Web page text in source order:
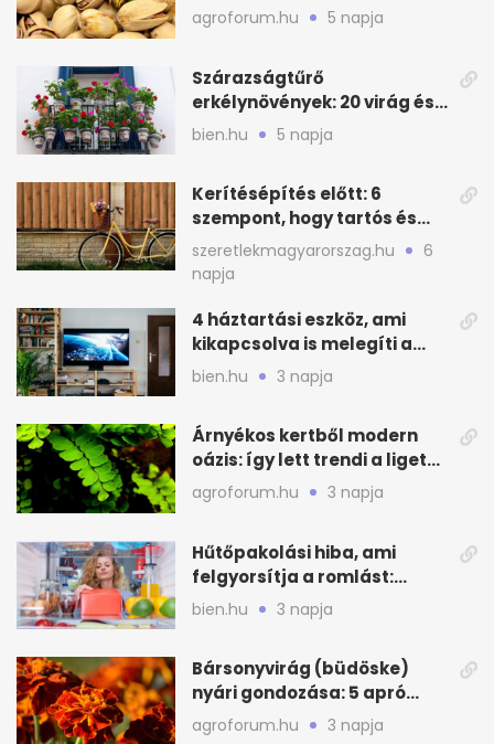
növényt
agroforum.hu 5 napja
Szárazságtűrő
erkélynövények: 20 virág és
cserje a forró nyárra
bien.hu 5 napja
Kerítésépítés előtt: 6
szempont, hogy tartós és
praktikus legyen
szeretlekmagyarorszag.hu
6
napja
4 háztartási eszköz, ami
kikapcsolva is melegíti a
lakást
bien.hu 3 napja
Árnyékos kertből modern
oázis: így lett trendi a ligetes
zöld
agroforum.hu 3 napja
Hűtőpakolási hiba, ami
felgyorsítja a romlást:
zónákra figyelj
bien.hu 3 napja
Bársonyvirág (büdöske)
nyári gondozása: 5 apró
lépés a dús virágzásért
agroforum.hu 3 napja